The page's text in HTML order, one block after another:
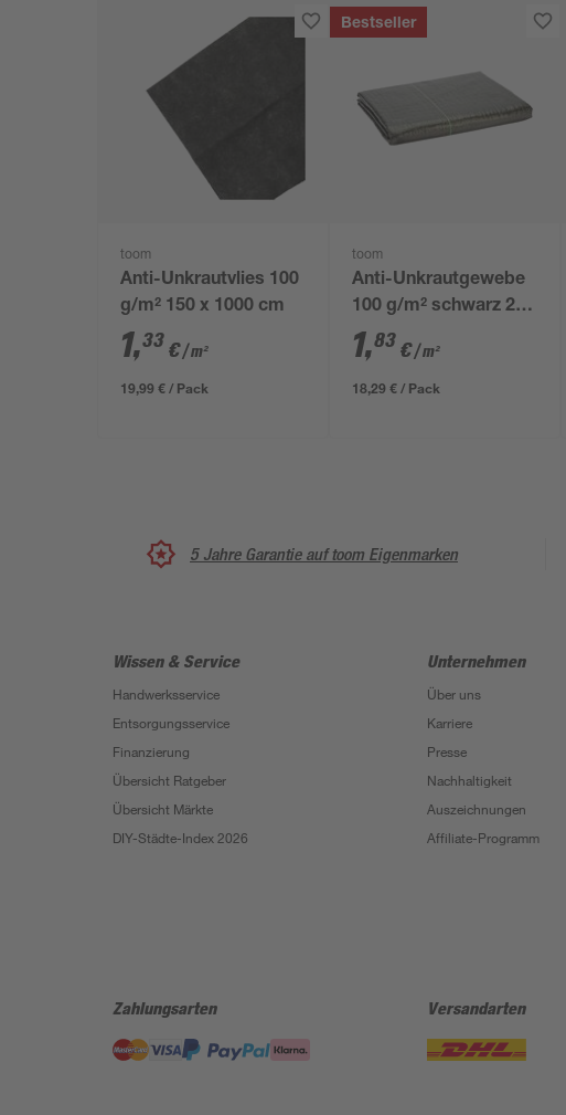
toom
Anti-Unkrautvlies 100
g/m² 150 x 1000 cm
1,33 €/ m²
19,99 € / Pack
Bestseller
toom
Anti-Unkrautgewebe
100 g/m² schwarz 200
x 500 cm
1,83 €/ m²
18,29 € / Pack
5 Jahre Garantie auf toom Eigenmarken
Wissen & Service
Handwerksservice
Entsorgungsservice
Finanzierung
Übersicht Ratgeber
Übersicht Märkte
DIY-Städte-Index 2026
Unternehmen
Über uns
Karriere
Presse
Nachhaltigkeit
Auszeichnungen
Affiliate-Programm
Zahlungsarten Versandarten